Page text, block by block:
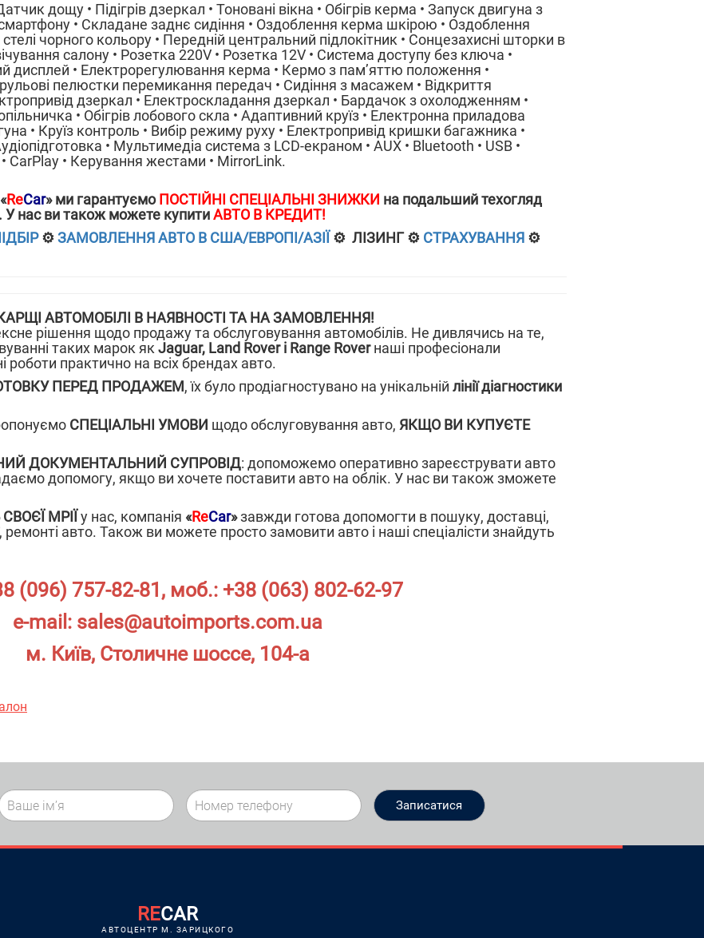
дощу • Підігрів дзеркал • Тоновані вікна • Обігрів керма • Запуск двигуна з
• Складане заднє сидіння • Оздоблення керма шкірою • Оздоблення
чорного кольору • Передній центральний підлокітник • Сонцезахисні шторки в
салону • Розетка 220V • Розетка 12V • Система доступу без ключа •
дисплей • Електрорегулювання керма • Кермо з пам’яттю положення •
пелюстки перемикання передач • Сидіння з масажем • Відкриття
дзеркал • Електроскладання дзеркал • Бардачок з охолодженням •
• Обігрів лобового скла • Адаптивний круїз • Електронна приладова
• Круїз контроль • Вибір режиму руху • Електропривід кришки багажника •
• Мультимедіа система з LCD-екраном • AUX • Bluetooth • USB •
CarPlay • Керування жестами • MirrorLink.
ReCar» ми гарантуємоПОСТІЙНІ СПЕЦІАЛЬНІ ЗНИЖКИ на подальший техогляд
У нас ви також можете купитиАВТО В КРЕДИТ!
⚙️ЗАМОВЛЕННЯ АВТО В США/ЕВРОПІ/АЗІЇ ⚙️ ЛІЗИНГ ⚙️ СТРАХУВАННЯ ⚙️
АВТОМОБІЛІ В НАЯВНОСТІ ТА НА ЗАМОВЛЕННЯ!
рішення щодо продажу та обслуговування автомобілів. Не дивлячись на те,
таких марок як Jaguar, Land Rover і Range Roverнаші професіонали
роботи практично на всіх брендах авто.
ПЕРЕД ПРОДАЖЕМ, їх було продіагностувано на унікальній лінії діагностики
СПЕЦІАЛЬНІ УМОВИ щодо обслуговування авто, ЯКЩО ВИ КУПУЄТЕ
ДОКУМЕНТАЛЬНИЙ СУПРОВІД: допоможемо оперативно зареєструвати авто
допомогу, якщо ви хочете поставити авто на облік. У нас ви також зможете
МРІЇ у нас, компанія «ReCar»завжди готова допомогти в пошуку, доставці,
авто. Також ви можете просто замовити авто і наші спеціалісти знайдуть
(096) 757-82-81 , моб.: +38 (063) 802-62-97
e-mail: sales@autoimports.com.ua
м. Київ, Столичне шоссе, 104-а
RECAR
АВТОЦЕНТР M. ЗАРИЦКОГО